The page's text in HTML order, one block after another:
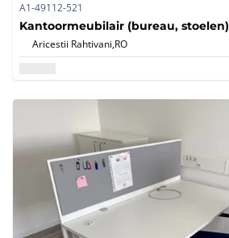
A1-49112-521
Kantoormeubilair (bureau, stoelen)
Aricestii Rahtivani,RO